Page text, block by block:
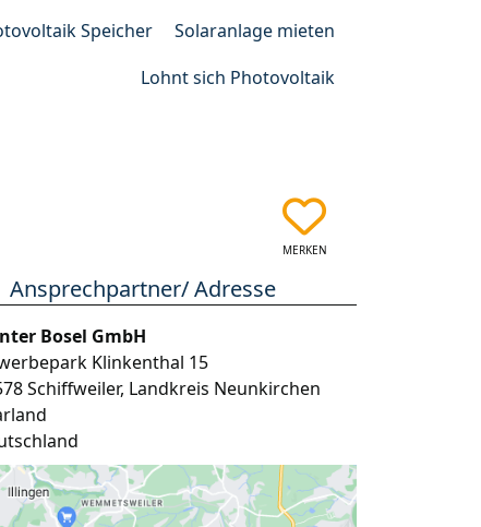
Speicher
Solaranlage mieten
Lohnt sich Photovoltaik
MERKEN
Ansprechpartner/ Adresse
Bosel GmbH
Klinkenthal 15
Schiffweiler, Landkreis Neunkirchen